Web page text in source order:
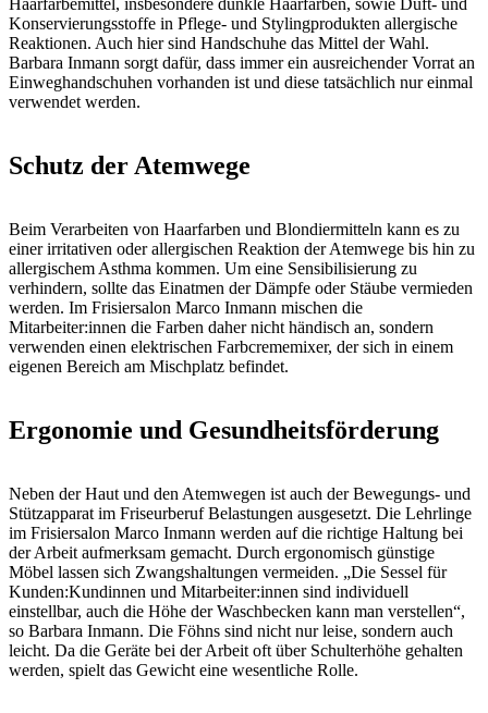
Haarfärbemittel, insbesondere dunkle Haarfarben, sowie Duft- und
Konservierungsstoffe in Pflege- und Stylingprodukten allergische
Reaktionen. Auch hier sind Handschuhe das Mittel der Wahl.
Barbara Inmann sorgt dafür, dass immer ein ausreichender Vorrat an
Einweghandschuhen vorhanden ist und diese tatsächlich nur einmal
verwendet werden.
Schutz der Atemwege
Beim Verarbeiten von Haarfarben und Blondiermitteln kann es zu
einer irritativen oder allergischen Reaktion der Atemwege bis hin zu
allergischem Asthma kommen. Um eine Sensibilisierung zu
verhindern, sollte das Einatmen der Dämpfe oder Stäube vermieden
werden. Im Frisiersalon Marco Inmann mischen die
Mitarbeiter:innen die Farben daher nicht händisch an, sondern
verwenden einen elektrischen Farbcrememixer, der sich in einem
eigenen Bereich am Mischplatz befindet.
Ergonomie und Gesundheitsförderung
Neben der Haut und den Atemwegen ist auch der Bewegungs- und
Stützapparat im Friseurberuf Belastungen ausgesetzt. Die Lehrlinge
im Frisiersalon Marco Inmann werden auf die richtige Haltung bei
der Arbeit aufmerksam gemacht. Durch ergonomisch günstige
Möbel lassen sich Zwangshaltungen vermeiden. „Die Sessel für
Kunden:Kundinnen und Mitarbeiter:innen sind individuell
einstellbar, auch die Höhe der Waschbecken kann man verstellen“,
so Barbara Inmann. Die Föhns sind nicht nur leise, sondern auch
leicht. Da die Geräte bei der Arbeit oft über Schulterhöhe gehalten
werden, spielt das Gewicht eine wesentliche Rolle.